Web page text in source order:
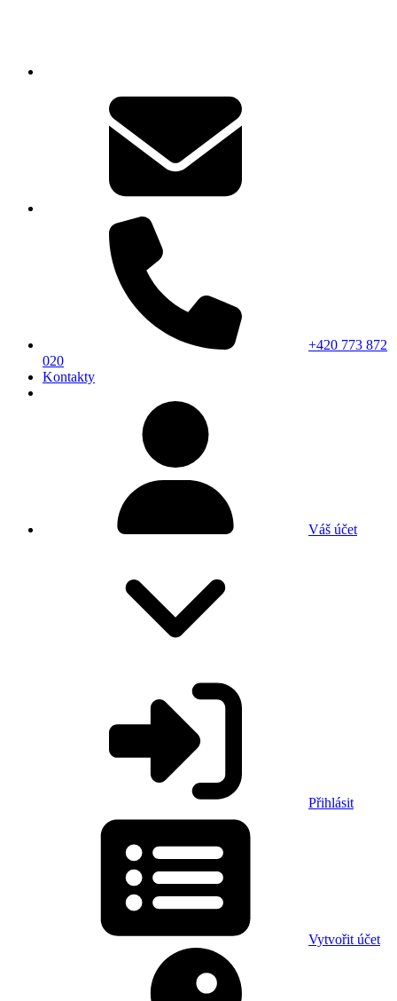
+420 773 872
020
Kontakty
Váš účet
Přihlásit
Vytvořit účet